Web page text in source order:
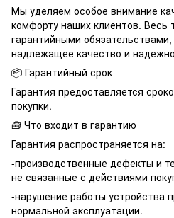
Мы уделяем особое внимание
комфорту наших клиентов. Весь
гарантийными
надлежащее качество и
📦 Гарантийный срок
Гарантия предоставляется
покупки.
🧰 Что входит в гарантию
Гарантия распространяется на:
-производственные дефекты и
не связанные с действиями
-нарушение работы устройства
нормальной эксплуатации.